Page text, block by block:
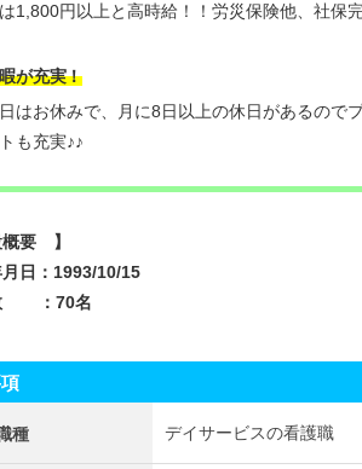
1,800円以上と高時給！！労災保険他、社保
が充実！
はお休みで、月に8日以上の休日があるので
も充実♪♪
要 】
日：1993/10/15
：70名
種 デイサービスの看護職